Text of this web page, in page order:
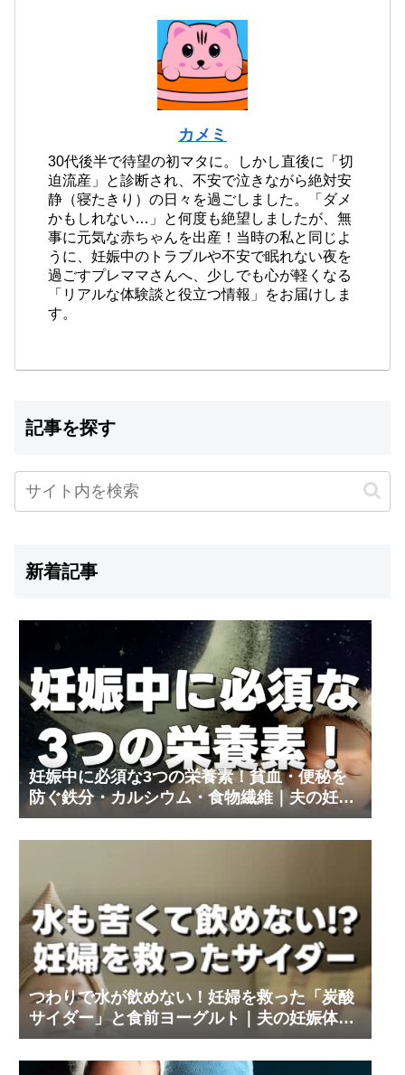
カメミ
30代後半で待望の初マタに。しかし直後に「切
迫流産」と診断され、不安で泣きながら絶対安
静（寝たきり）の日々を過ごしました。「ダメ
かもしれない…」と何度も絶望しましたが、無
事に元気な赤ちゃんを出産！当時の私と同じよ
うに、妊娠中のトラブルや不安で眠れない夜を
過ごすプレママさんへ、少しでも心が軽くなる
「リアルな体験談と役立つ情報」をお届けしま
す。
記事を探す
新着記事
妊娠中に必須な3つの栄養素！貧血・便秘を
防ぐ鉄分・カルシウム・食物繊維｜夫の妊娠
体験記③
つわりで水が飲めない！妊婦を救った「炭酸
サイダー」と食前ヨーグルト｜夫の妊娠体験
記⑨